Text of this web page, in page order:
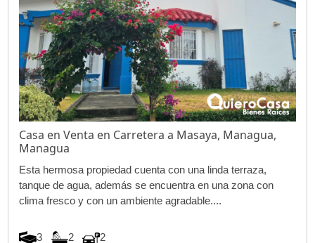
Casa en Venta en Carretera a Masaya, Managua,
Managua
Esta hermosa propiedad cuenta con una linda terraza,
tanque de agua, además se encuentra en una zona con
clima fresco y con un ambiente agradable....
3 2 2